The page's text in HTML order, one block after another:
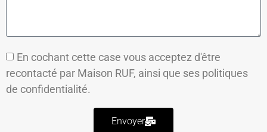
En cochant cette case vous acceptez d'être
recontacté par Maison RUF, ainsi que ses politiques
de confidentialité.
Envoyer